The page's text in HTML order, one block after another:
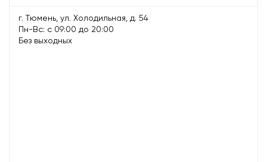
г. Тюмень, ул. Холодильная, д. 54
Пн-Вс: с 09:00 до 20:00
Без выходных